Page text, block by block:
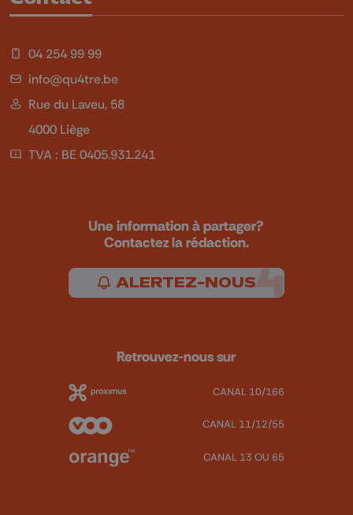
04 254 99 99
info@qu4tre.be
Rue du Laveu, 58
4000 Liège
TVA : BE 0405.931.241
Une information à partager?
Contactez la rédaction.
ALERTEZ-NOUS
Retrouvez-nous sur
CANAL 10/166
CANAL 11/12/55
CANAL 13 OU 65